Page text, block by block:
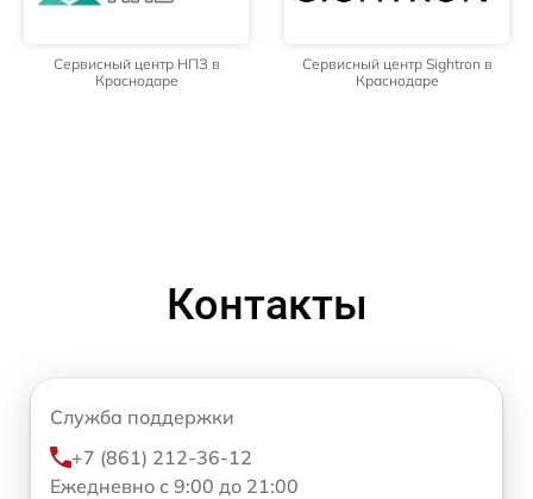
Сервисный центр НПЗ в
Краснодаре
Сервисный центр Sightron в
Краснодаре
Контакты
Служба поддержки
+7 (861) 212-36-12
Ежедневно с 9:00 до 21:00